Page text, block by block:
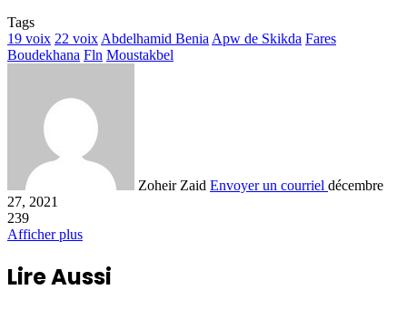
Tags
19 voix 22 voix Abdelhamid Benia Apw de Skikda Fares
Boudekhana Fln Moustakbel
Zoheir Zaid Envoyer un courriel décembre
27, 2021
239
Afficher plus
Lire Aussi